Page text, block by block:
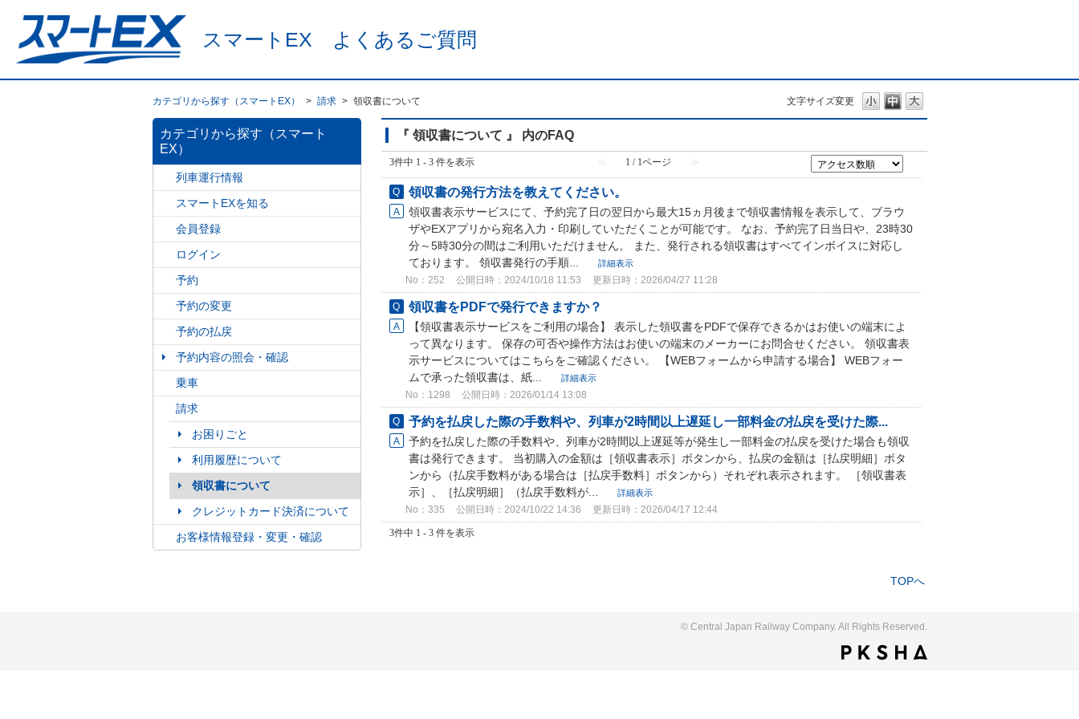
スマートEX よくあるご質問
文字サイズ変更
カテゴリから探す（スマートEX） > 請求 > 領収書について
カテゴリから探す（スマート
EX）
列車運行情報
スマートEXを知る
会員登録
ログイン
予約
予約の変更
予約の払戻
予約内容の照会・確認
乗車
請求
お困りごと
利用履歴について
領収書について
クレジットカード決済について
お客様情報登録・変更・確認
『 領収書について 』 内のFAQ
3件中 1 - 3 件を表示 ≪ 1 / 1ページ ≫
領収書の発行方法を教えてください。
領収書表示サービスにて、予約完了日の翌日から最大15ヵ月後まで領収書情報を表示して、ブラウ
ザやEXアプリから宛名入力・印刷していただくことが可能です。 なお、予約完了日当日や、23時30
分～5時30分の間はご利用いただけません。 また、発行される領収書はすべてインボイスに対応し
ております。 領収書発行の手順...
詳細表示
No：252 公開日時：2024/10/18 11:53 更新日時：2026/04/27 11:28
領収書をPDFで発行できますか？
【領収書表示サービスをご利用の場合】 表示した領収書をPDFで保存できるかはお使いの端末によ
って異なります。 保存の可否や操作方法はお使いの端末のメーカーにお問合せください。 領収書表
示サービスについてはこちらをご確認ください。 【WEBフォームから申請する場合】 WEBフォー
ムで承った領収書は、紙...
詳細表示
No：1298 公開日時：2026/01/14 13:08
予約を払戻した際の手数料や、列車が2時間以上遅延し一部料金の払戻を受けた際...
予約を払戻した際の手数料や、列車が2時間以上遅延等が発生し一部料金の払戻を受けた場合も領収
書は発行できます。 当初購入の金額は［領収書表示］ボタンから、払戻の金額は［払戻明細］ボタ
ンから（払戻手数料がある場合は［払戻手数料］ボタンから）それぞれ表示されます。 ［領収書表
示］、［払戻明細］（払戻手数料が...
詳細表示
No：335 公開日時：2024/10/22 14:36 更新日時：2026/04/17 12:44
3件中 1 - 3 件を表示
TOPへ
© Central Japan Railway Company. All Rights Reserved.